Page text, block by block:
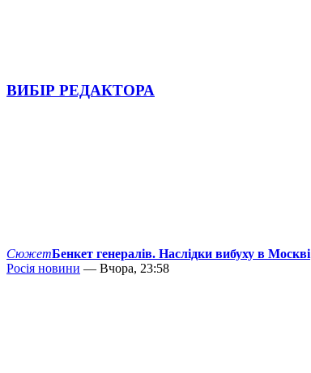
ВИБІР РЕДАКТОРА
СюжетБенкет генералів. Наслідки вибуху в Москві
Росія новини — Вчора, 23:58